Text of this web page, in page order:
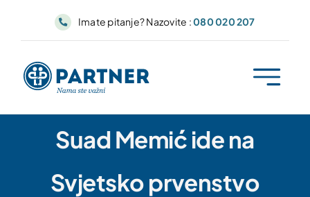
Imate pitanje? Nazovite :080 020 207
Suad Memić ide na
Svjetsko prvenstvo